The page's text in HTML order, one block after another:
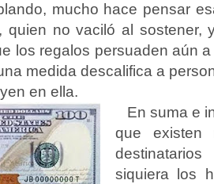
mucho hace pensar
quien no vaciló al sostener,
los regalos persuaden aún
medida descalifica a
en ella.
En suma e
que existen
siquiera los